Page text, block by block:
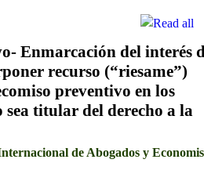
Enmarcación del interés
recurso (“riesame”)
preventivo en los
sea titular del derecho a la
de Abogados y